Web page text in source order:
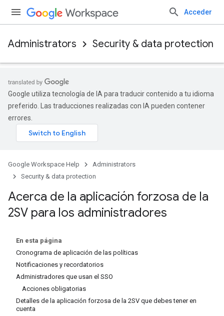
Acceder
Administrators Security & data protection
Google utiliza tecnología de IA para traducir contenido a tu idioma
preferido. Las traducciones realizadas con IA pueden contener
errores.
Google Workspace Help
Administrators
Security & data protection
Acerca de la aplicación forzosa de la
2SV para los administradores
En esta página
Cronograma de aplicación de las políticas
Notificaciones y recordatorios
Administradores que usan el SSO
Acciones obligatorias
Detalles de la aplicación forzosa de la 2SV que debes tener en
cuenta